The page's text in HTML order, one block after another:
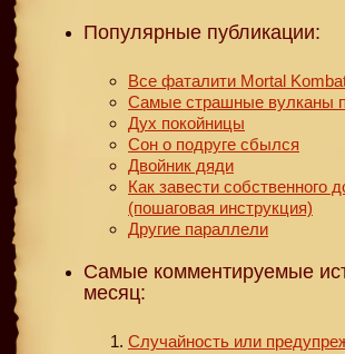
Популярные публикации:
Все фаталити Mortal
Самые страшные вулканы
Дух покойницы
Сон о подруге сбылся
Двойник дяди
Как завести собственного
(пошаговая инструкция)
Другие параллели
Самые комментируемые
месяц:
Случайность или